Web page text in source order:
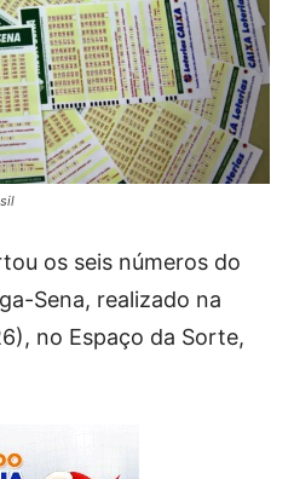
os seis números do
Sena, realizado na
no Espaço da Sorte,